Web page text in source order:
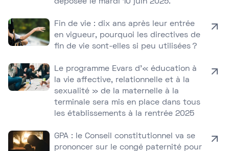
déposée le mardi 10 juin 2025.
Fin de vie : dix ans après leur entrée
en vigueur, pourquoi les directives de
fin de vie sont-elles si peu utilisées ?
Le programme Evars d’« éducation à
la vie affective, relationnelle et à la
sexualité » de la maternelle à la
terminale sera mis en place dans tous
les établissements à la rentrée 2025
GPA : le Conseil constitutionnel va se
prononcer sur le congé paternité pour